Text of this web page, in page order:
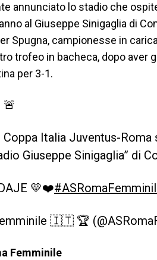
annunciato lo stadio che
al Giuseppe Sinigaglia di
Spugna, campionesse in
trofeo in bacheca, dopo aver
per 3-1.
🚨
Italia Juventus-Roma
Giuseppe Sinigaglia” di
💛❤️
🇮🇹 🏆
Femminile